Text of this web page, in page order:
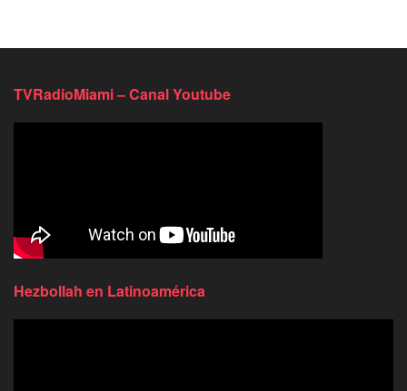
TVRadioMiami – Canal Youtube
Hezbollah en Latinoamérica